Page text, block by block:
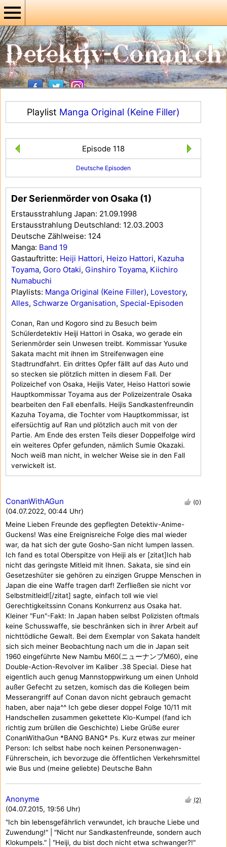
ConanWithAGun
(04.07.2022, 00:44 Uhr)
(0)
Meine Lieben Freunde des gepflegten Detektiv-Anime-
Guckens! Was eine Ereignisreiche Folge dies mal wieder
war, da hat sich der gute Gosho-San nicht lumpen lassen.
Ich fand es total Oberspitze von Heiji als er [zitat]Ich hab
nicht das geringste Mitleid mit Ihnen. Sakata, sie sind ein
Gesetzeshüter sie gehören zu einzigen Gruppe Menschen in
Japan die eine Waffe tragen darf! Zerfließen sie nicht vor
Selbstmitleid![/zitat] sagte, einfach toll wie viel
Gerechtigkeitssinn Conans Konkurrenz aus Osaka hat.
Kleiner "Fun"-Fakt: In Japan haben selbst Polizisten oftmals
keine Schusswaffe, sie beschränken sich in ihrer Arbeit auf
nichttödliche Gewalt. Bei dem Exemplar von Sakata handelt
sich sich meiner Beobachtung nach um die in Japan seit
1960 eingeführte New Nambu M60(ニューナンブM60), eine
Double-Action-Revolver im Kaliber .38 Special. Diese hat
eigentlich auch genug Mannstoppwirkung um einen Unhold
außer Gefecht zu setzen, komisch das die Kollegen beim
Messerangriff auf Conan davon nicht gebrauch gemacht
haben, aber naja^^ Ich gebe dieser doppel Folge 10/11 mit
Handschellen zusammen gekettete Klo-Kumpel (fand ich
richtig zum brüllen die Geschichte) Liebe Grüße eurer
ConanWithaGun *BANG BANG* Ps. Kurz etwas zur meiner
Person: Ich selbst habe noch keinen Personenwagen-
Führerschein, ich bevorzuge die öffentlichen Verkehrsmittel
wie Bus und (meine geliebte) Deutsche Bahn
Anonyme
(04.07.2015, 19:56 Uhr)
(2)
"Ich bin lebensgefährlich verwundet, ich brauche Liebe und
Zuwendung!" | "Nicht nur Sandkastenfreunde, sondern auch
Klokumpels." | "Heiji, du bist doch nicht etwa schwanger?!"
Playlist Manga Original (Keine Filler)
Episode 118
Deutsche Episoden
Der Serienmörder von Osaka (1)
Erstausstrahlung Japan: 21.09.1998
Erstausstrahlung Deutschland: 12.03.2003
Deutsche Zählweise: 124
Manga: Band 19
Gastauftritte: Heiji Hattori, Heizo Hattori, Kazuha
Toyama, Goro Otaki, Ginshiro Toyama, Kiichiro
Numabuchi
Playlists: Manga Original (Keine Filler), Lovestory,
Alles, Schwarze Organisation, Special-Episoden
Conan, Ran und Kogoro sind zu Besuch beim
Schülerdetektiv Heiji Hattori in Osaka, wo gerade ein
Serienmörder sein Unwesen treibt. Kommissar Yusuke
Sakata macht mit ihnen im Streifenwagen eine
Stadtrundfahrt. Ein drittes Opfer fällt auf das Auto und
so stecken sie plötzlich mitten in diesem Fall. Der
Polizeichef von Osaka, Heijis Vater, Heiso Hattori sowie
Hauptkommissar Toyama aus der Polizeizentrale Osaka
bearbeiten den Fall ebenfalls. Heijis Sandkastenfreundin
Kazuha Toyama, die Tochter vom Hauptkommissar, ist
eifersüchtig auf Ran und plötzlich auch mit von der
Partie. Am Ende des ersten Teils dieser Doppelfolge wird
ein weiteres Opfer gefunden, nämlich Sumie Okazaki.
Noch weiß man nicht, in welcher Weise sie in den Fall
verwickelt ist.